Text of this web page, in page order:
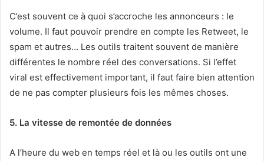
C’est souvent ce à quoi s’accroche les annonceurs : le
volume. Il faut pouvoir prendre en compte les Retweet, le
spam et autres… Les outils traitent souvent de manière
différentes le nombre réel des conversations. Si l’effet
viral est effectivement important, il faut faire bien attention
de ne pas compter plusieurs fois les mêmes choses.
5. La vitesse de remontée de données
A l’heure du web en temps réel et là ou les outils ont une